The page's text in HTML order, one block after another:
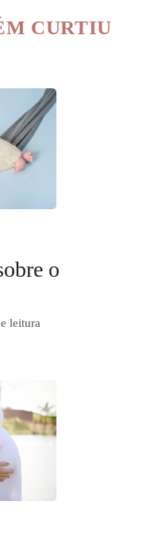
CURTIU
o
leitura